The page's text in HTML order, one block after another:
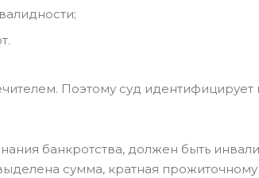
Поэтому суд идентифицирует
банкротства, должен быть
сумма, кратная